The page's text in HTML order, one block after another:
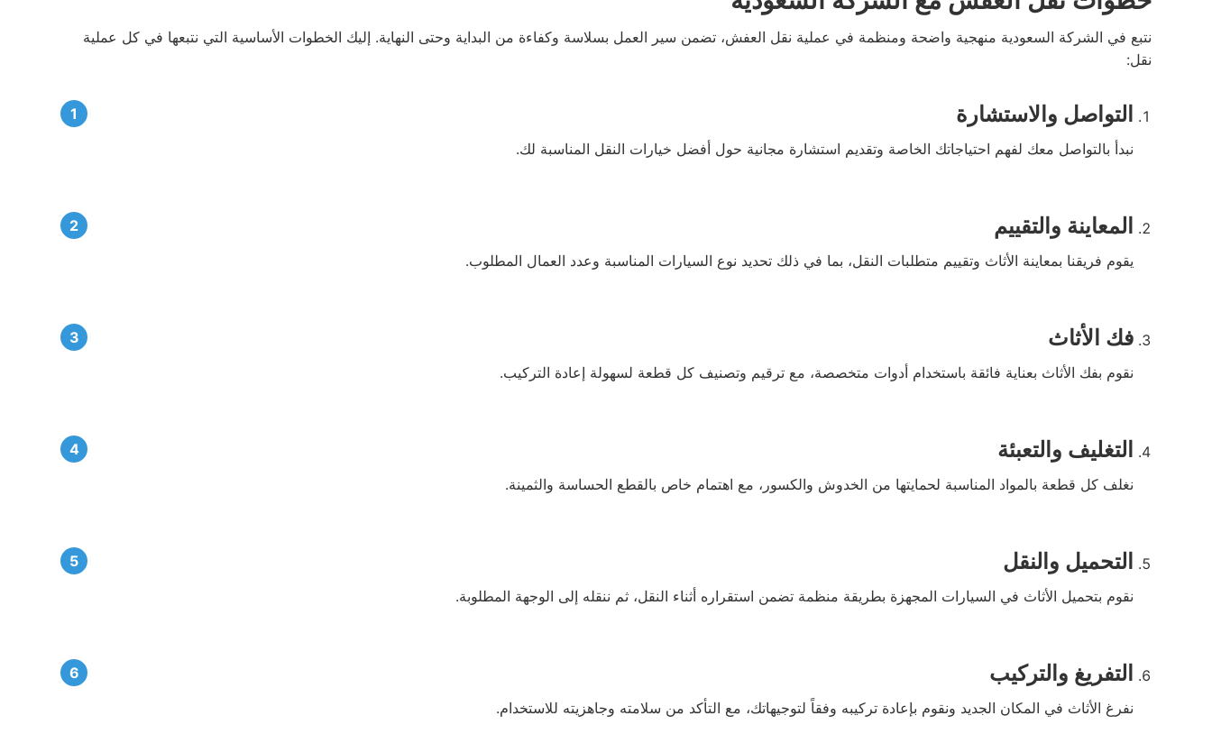
نتبع في الشركة السعودية منهجية واضحة ومنظمة في عملية نقل العفش، تضمن سير العمل بسلاسة وكفاءة من البداية وحتى النهاية. إليك الخطوات الأساسية التي نتبعها في كل عملية
نقل:
التواصل والاستشارة
نبدأ بالتواصل معك لفهم احتياجاتك الخاصة وتقديم استشارة مجانية حول أفضل خيارات النقل المناسبة لك.
المعاينة والتقييم
يقوم فريقنا بمعاينة الأثاث وتقييم متطلبات النقل، بما في ذلك تحديد نوع السيارات المناسبة وعدد العمال المطلوب.
فك الأثاث
نقوم بفك الأثاث بعناية فائقة باستخدام أدوات متخصصة، مع ترقيم وتصنيف كل قطعة لسهولة إعادة التركيب.
التغليف والتعبئة
نغلف كل قطعة بالمواد المناسبة لحمايتها من الخدوش والكسور، مع اهتمام خاص بالقطع الحساسة والثمينة.
التحميل والنقل
نقوم بتحميل الأثاث في السيارات المجهزة بطريقة منظمة تضمن استقراره أثناء النقل، ثم ننقله إلى الوجهة المطلوبة.
التفريغ والتركيب
نفرغ الأثاث في المكان الجديد ونقوم بإعادة تركيبه وفقاً لتوجيهاتك، مع التأكد من سلامته وجاهزيته للاستخدام.